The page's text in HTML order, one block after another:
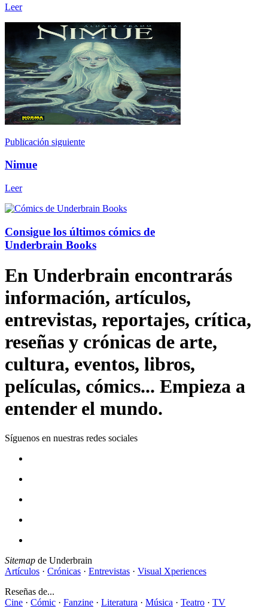
Leer
Publicación siguiente
Nimue
Leer
Consigue los últimos cómics de
Underbrain Books
En Underbrain encontrarás
información, artículos,
entrevistas, reportajes, crítica,
reseñas y crónicas de arte,
cultura, eventos, libros,
películas, cómics... Empieza a
entender el mundo.
Síguenos en nuestras redes sociales
Sitemap de Underbrain
Artículos · Crónicas · Entrevistas · Visual Xperiences
Reseñas de...
Cine · Cómic · Fanzine · Literatura · Música · Teatro · TV